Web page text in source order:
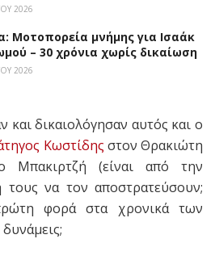
2026
Μοτοπορεία μνήμης για Ισαάκ
– 30 χρόνια χωρίς δικαίωση
2026
και δικαιολόγησαν αυτός και ο
Κωστίδης στον Θρακιώτη
Μπακιρτζή (είναι από την
να τον αποστρατεύσουν;
φορά στα χρονικά των